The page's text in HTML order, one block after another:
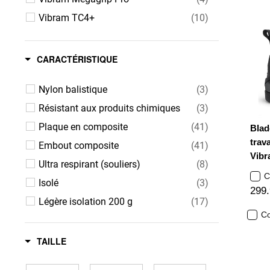
Vibram TC4+
(10)
CARACTÉRISTIQUE
Nylon balistique
(3)
Résistant aux produits chimiques
(3)
Plaque en composite
(41)
Embout composite
(41)
Ultra respirant (souliers)
(8)
Isolé
(3)
Légère isolation 200 g
(17)
Résistant au purin
(5)
Sans métal
TAILLE